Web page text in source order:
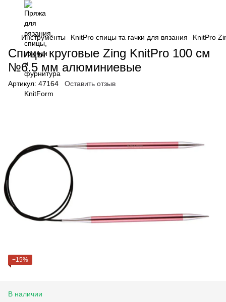
Инструменты KnitPro спицы та гачки для вязания KnitPro
Спицы круговые Zing KnitPro 100 см
№6.5 мм алюминиевые
Артикул: 47164 Оставить отзыв
−15%
В наличии